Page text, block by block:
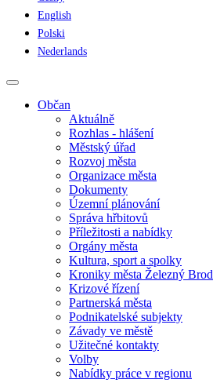
English
Polski
Nederlands
Občan
Aktuálně
Rozhlas - hlášení
Městský úřad
Rozvoj města
Organizace města
Dokumenty
Územní plánování
Správa hřbitovů
Příležitosti a nabídky
Orgány města
Kultura, sport a spolky
Kroniky města Železný Brod
Krizové řízení
Partnerská města
Podnikatelské subjekty
Závady ve městě
Užitečné kontakty
Volby
Nabídky práce v regionu